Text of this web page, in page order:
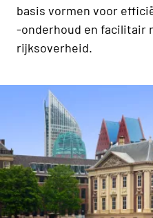
basis vormen voor
-onderhoud en facilitair
rijksoverheid.